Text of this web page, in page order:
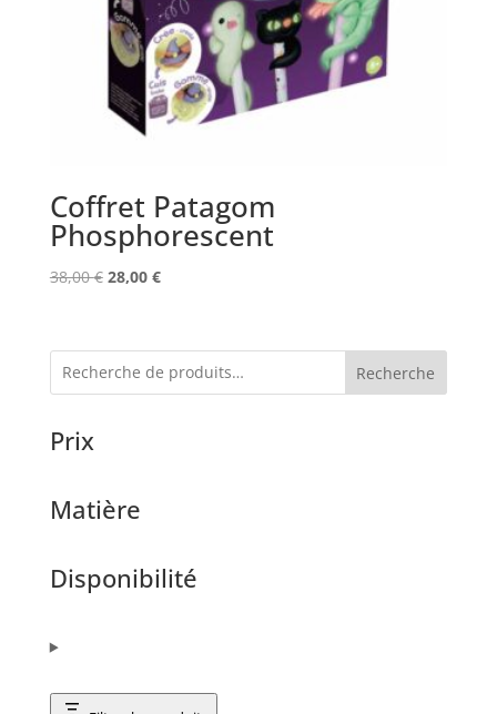
Coffret Patagom
Phosphorescent
38,00€ Le
était :
38,00 €.
28,00 €Le
est :
28,00 €.
Recherche
Prix
Matière
Disponibilité